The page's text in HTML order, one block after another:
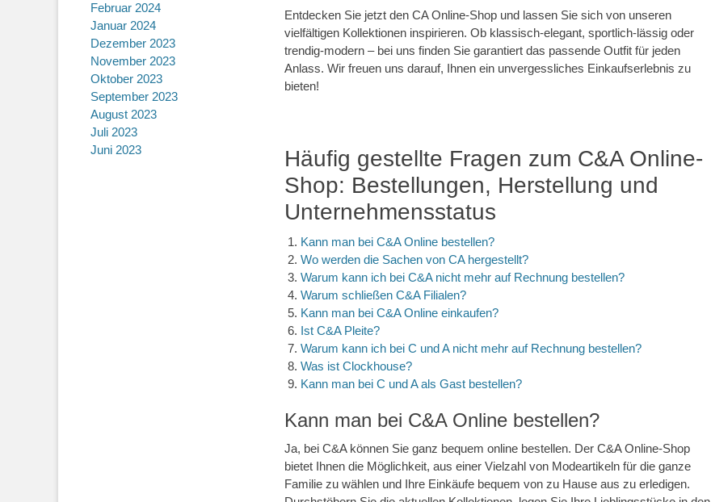
Entdecken Sie jetzt den CA Online-Shop und lassen Sie sich von unseren
vielfältigen Kollektionen inspirieren. Ob klassisch-elegant, sportlich-lässig oder
trendig-modern – bei uns finden Sie garantiert das passende Outfit für jeden
Anlass. Wir freuen uns darauf, Ihnen ein unvergessliches Einkaufserlebnis zu
bieten!
Häufig gestellte Fragen zum C&A Online-
Shop: Bestellungen, Herstellung und
Unternehmensstatus
Kann man bei C&A Online bestellen?
Wo werden die Sachen von CA hergestellt?
Warum kann ich bei C&A nicht mehr auf Rechnung bestellen?
Warum schließen C&A Filialen?
Kann man bei C&A Online einkaufen?
Ist C&A Pleite?
Warum kann ich bei C und A nicht mehr auf Rechnung bestellen?
Was ist Clockhouse?
Kann man bei C und A als Gast bestellen?
Kann man bei C&A Online bestellen?
Ja, bei C&A können Sie ganz bequem online bestellen. Der C&A Online-Shop
bietet Ihnen die Möglichkeit, aus einer Vielzahl von Modeartikeln für die ganze
Familie zu wählen und Ihre Einkäufe bequem von zu Hause aus zu erledigen.
Februar 2024
Januar 2024
Dezember 2023
November 2023
Oktober 2023
September 2023
August 2023
Juli 2023
Juni 2023